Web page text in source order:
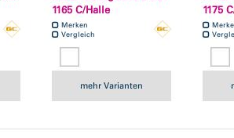
1165 C/Halle
Merken
Vergleich
mehr Varianten
1175